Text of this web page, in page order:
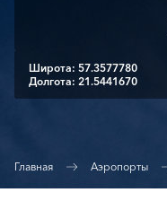
Широта: 57.3577780
Долгота: 21.5441670
Главная Аэропорты